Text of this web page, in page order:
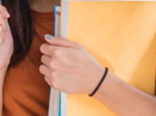
Luar
Konsultan